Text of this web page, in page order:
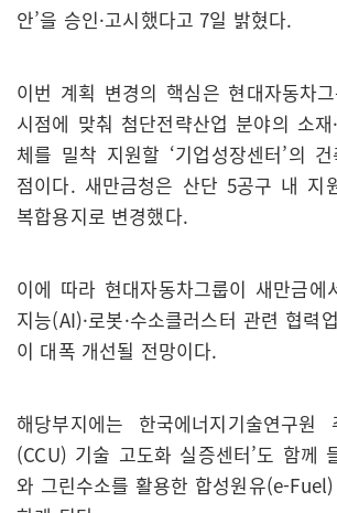
안’을 승인·고시했다고 7일 밝혔다.
이번 계획 변경의 핵심은 현대자동차
시점에 맞춰 첨단전략산업 분야의 소재
체를 밀착 지원할 ‘기업성장센터’의
점이다. 새만금청은 산단 5공구 내 지
복합용지로 변경했다.
이에 따라 현대자동차그룹이 새만금
지능(AI)·로봇·수소클러스터 관련 협력
이 대폭 개선될 전망이다.
해당부지에는 한국에너지기술연구원
(CCU) 기술 고도화 실증센터’도 함께
와 그린수소를 활용한 합성원유(e-